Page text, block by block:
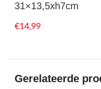
31×13,5xh7cm
€
Gerelateerde